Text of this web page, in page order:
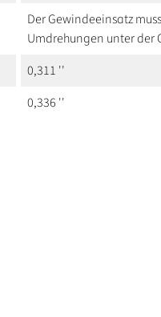
Der Gewindeeinsatz
Umdrehungen unter der
0,311 ''
0,336 ''